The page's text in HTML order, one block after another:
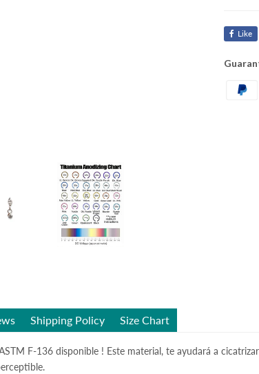
Like
Shipping Policy Size Chart
F-136 disponible ! Este material, te ayudará a